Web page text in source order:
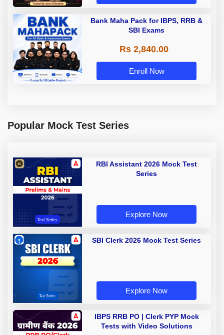
Bank Maha Pack for IBPS, RRB &
SBI Exams
Rs 2,840.00
Enroll Now
Popular Mock Test Series
RBI Assistant 2026 Mock Test
Series
Explore Now
SBI Clerk 2026 Mock Test Series
Explore Now
IBPS RRB PO | Clerk PYP Mock
Tests with Video Solutions